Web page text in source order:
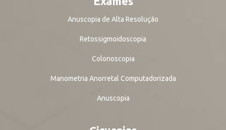
Anuscopia de Alta Resolução
Retossigmoidoscopia
Colonoscopia
Manometria Anorretal Computadorizada
Anuscopia